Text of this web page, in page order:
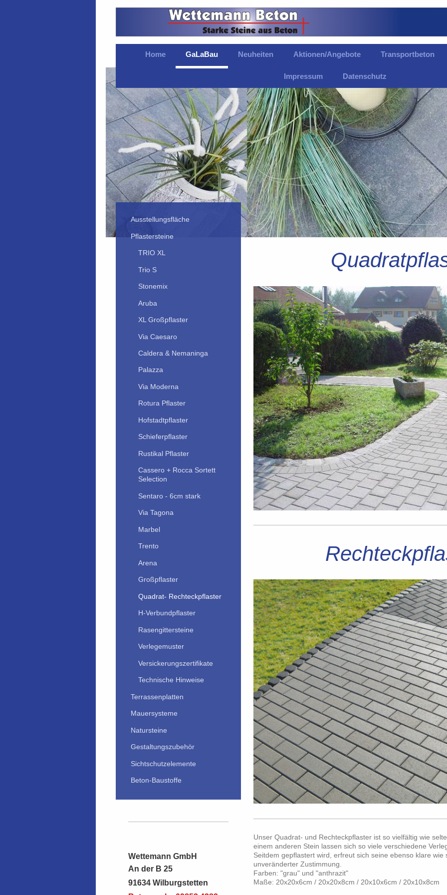
Home GaLaBau Neuheiten Aktionen/Angebote Transportbeton
Impressum Datenschutz
Unser Quadrat- und Rechteckpflaster ist so vielfältig wie
einem anderen Stein lassen sich so viele verschiedene
Seitdem gepflastert wird, erfreut sich seine ebenso klare wie
unveränderter Zustimmung.
Farben: "grau" und "anthrazit"
Maße: 20x20x6cm / 20x20x8cm / 20x10x6cm / 20x10x8cm
Ausstellungsfläche
Pflastersteine
TRIO XL
Trio S
Stonemix
Aruba
XL Großpflaster
Via Caesaro
Caldera & Nemaninga
Palazza
Via Moderna
Rotura Pflaster
Hofstadtpflaster
Schieferpflaster
Rustikal Pflaster
Cassero + Rocca Sortett
Selection
Sentaro - 6cm stark
Via Tagona
Marbel
Trento
Arena
Großpflaster
Quadrat- Rechteckpflaster
H-Verbundpflaster
Rasengittersteine
Verlegemuster
Versickerungszertifikate
Technische Hinweise
Terrassenplatten
Mauersysteme
Natursteine
Gestaltungszubehör
Sichtschutzelemente
Beton-Baustoffe
Wettemann GmbH
An der B 25
91634 Wilburgstetten